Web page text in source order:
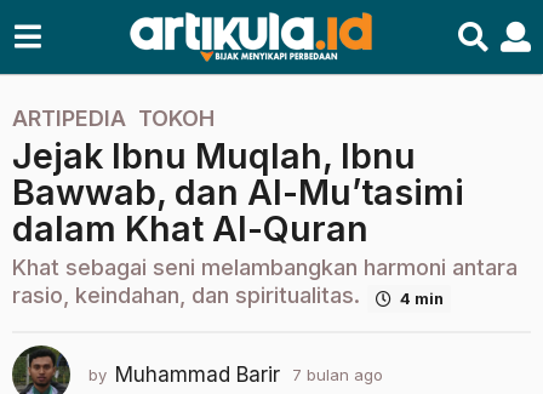
7
u
l
a
n
a
o
7
ARTIPEDIA ,TOKOH
Jejak Ibnu Muqlah, Ibnu
Bawwab, dan Al-Mu’tasimi
dalam Khat Al-Quran
Khat sebagai seni melambangkan harmoni antara
rasio, keindahan, dan spiritualitas.
4 min
by Muhammad Barir 7 bulan ago